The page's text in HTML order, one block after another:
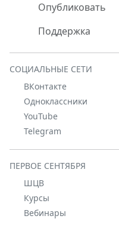
Опубликовать
Поддержка
СОЦИАЛЬНЫЕ СЕТИ
ВКонтакте
Одноклассники
YouTube
Telegram
ПЕРВОЕ СЕНТЯБРЯ
ШЦВ
Курсы
Вебинары